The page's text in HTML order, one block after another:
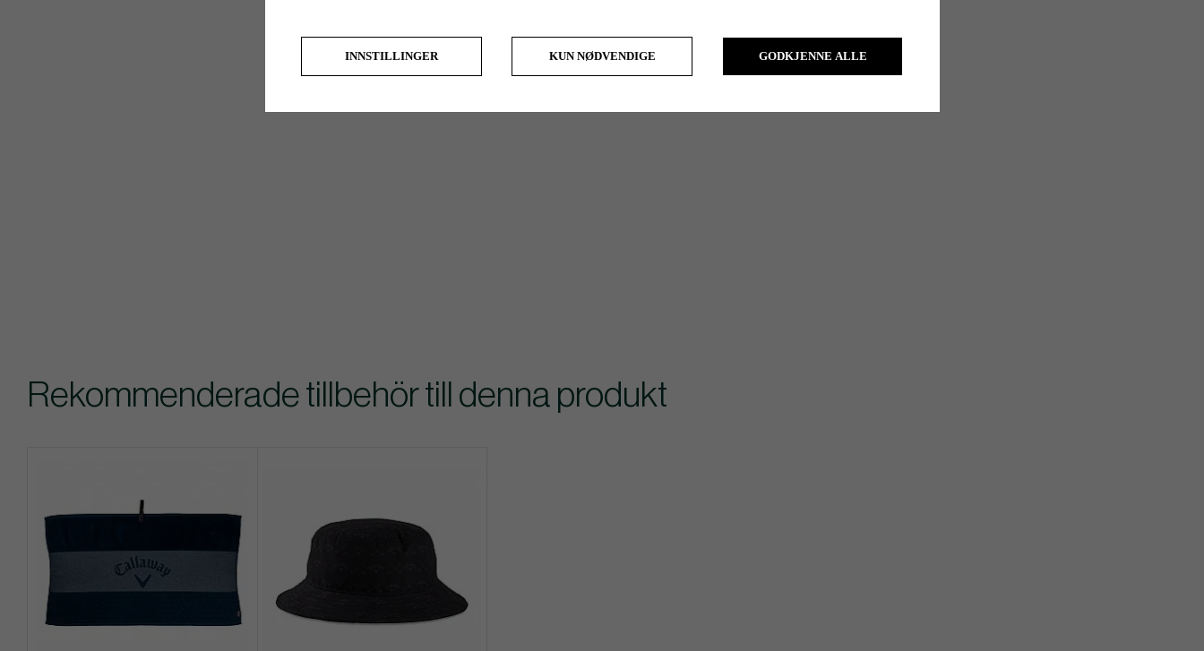
Rekommenderade tillbehör till denna produkt
INNSTILLINGER KUN NØDVENDIGE GODKJENNE ALLE